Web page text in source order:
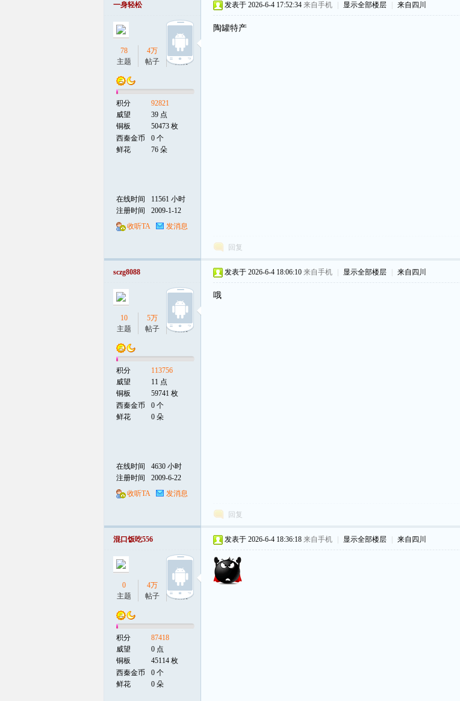
一身轻松
78
主题
4万
帖子
23
听众
积分
92821
威望
39 点
铜板
50473 枚
西秦金币
0 个
鲜花
76 朵
在线时间
11561 小时
注册时间
2009-1-12
收听TA
发消息
发表于 2026-6-4 17:52:34 来自手机 显示全部楼层 来自四川
陶罐特产
回复
sczg8088
10
主题
5万
帖子
15
听众
积分
113756
威望
11 点
铜板
59741 枚
西秦金币
0 个
鲜花
0 朵
在线时间
4630 小时
注册时间
2009-6-22
收听TA
发消息
发表于 2026-6-4 18:06:10 来自手机 显示全部楼层 来自四川
哦
回复
混口饭吃556
0
主题
4万
帖子
0
听众
积分
87418
威望
0 点
铜板
45114 枚
西秦金币
0 个
鲜花
0 朵
发表于 2026-6-4 18:36:18 来自手机 显示全部楼层 来自四川